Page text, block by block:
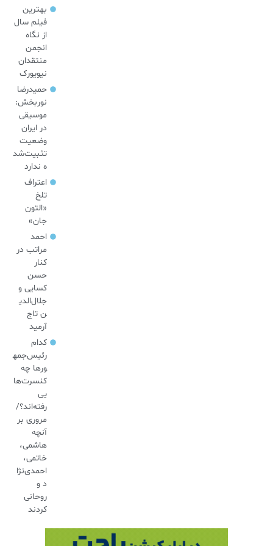
بهترین
فیلم سال
از نگاه
انجمن
منتقدان
نیویورک
حمیدرضا
نوربخش:
موسیقی
در ایران
وضعیت
تثبیت‌شد
ه ندارد
اعتراف
تلخ
«التون
جان»
احمد
مراتب در
کنار
حسن
کسایی و
جلال‌الدی
ن تاج
آرمید
کدام
رئیس‌جمه
ورها چه
کنسرت‌ها
یی
رفته‌اند؟/
مروری بر
آنچه
هاشمی،
خاتمی،
احمدی‌نژا
د و
روحانی
کردند